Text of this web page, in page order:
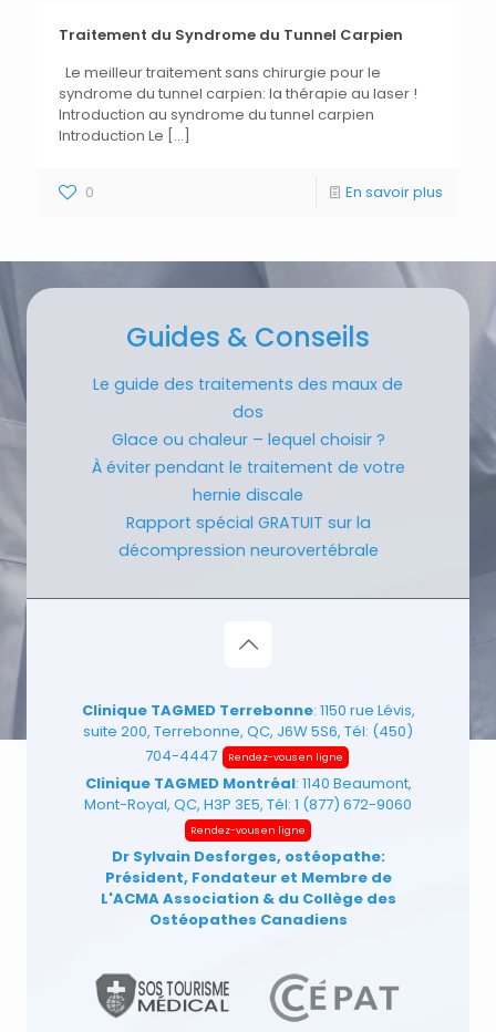
Traitement du Syndrome du Tunnel Carpien
Le meilleur traitement sans chirurgie pour le
syndrome du tunnel carpien: la thérapie au laser !
Introduction au syndrome du tunnel carpien
Introduction Le […]
0 En savoir plus
Guides & Conseils
Le guide des traitements des maux de
dos
Glace ou chaleur – lequel choisir ?
À éviter pendant le traitement de votre
hernie discale
Rapport spécial GRATUIT sur la
décompression neurovertébrale
Clinique TAGMED Terrebonne: 1150 rue Lévis,
suite 200, Terrebonne, QC, J6W 5S6, Tél: (450)
704-4447
Rendez-vous en ligne
Clinique TAGMED Montréal: 1140 Beaumont,
Mont-Royal, QC, H3P 3E5, Tél: 1 (877) 672-9060
Rendez-vous en ligne
Dr Sylvain Desforges, ostéopathe:
Président, Fondateur et Membre de
L'ACMA Association & du Collège des
Ostéopathes Canadiens